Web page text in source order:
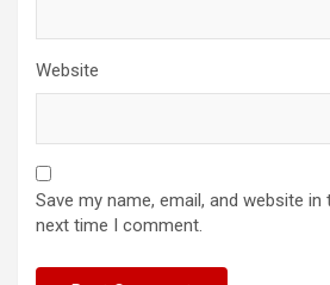
Website
Save my name, email, and website
next time I comment.